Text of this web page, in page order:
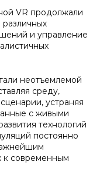
VR продолжали
и управление
неотъемлемой
среду,
устраняя
с живыми
технологий
постоянно
к современным